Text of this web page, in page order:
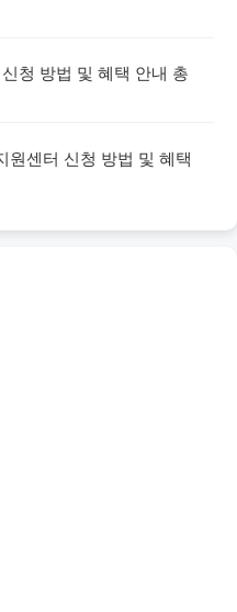
청 방법 및 혜택 안내 총
원센터 신청 방법 및 혜택